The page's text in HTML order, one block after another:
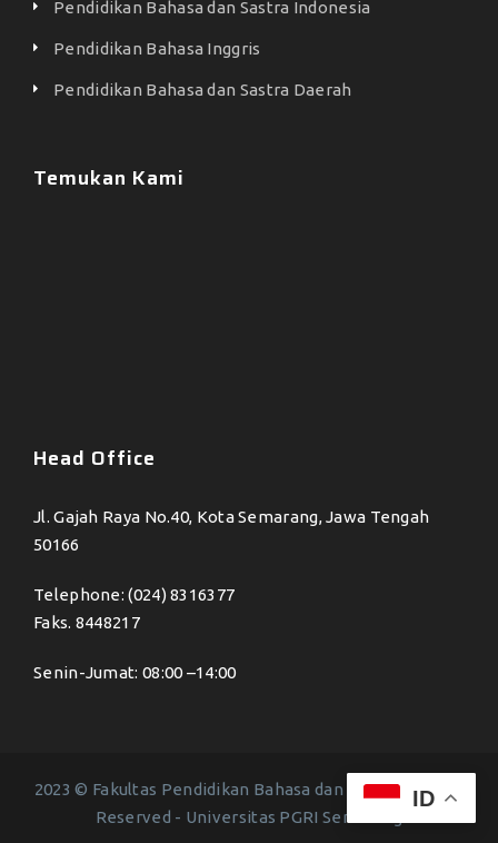
Pendidikan Bahasa dan Sastra Indonesia
Pendidikan Bahasa Inggris
Pendidikan Bahasa dan Sastra Daerah
Temukan Kami
Head Office
Jl. Gajah Raya No.40, Kota Semarang, Jawa Tengah
50166
Telephone: (024) 8316377
Faks. 8448217
Senin-Jumat: 08:00 –14:00
2023 © Fakultas Pendidikan Bahasa dan Seni - All Right
Reserved - Universitas PGRI Semarang
ID